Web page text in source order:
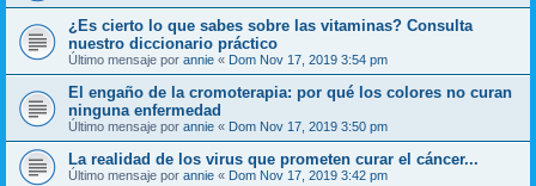
¿Es cierto lo que sabes sobre las vitaminas? Consulta
nuestro diccionario práctico
Último mensaje por annie « Dom Nov 17, 2019 3:54 pm
El engaño de la cromoterapia: por qué los colores no curan
ninguna enfermedad
Último mensaje por annie « Dom Nov 17, 2019 3:50 pm
La realidad de los virus que prometen curar el cáncer...
Último mensaje por annie « Dom Nov 17, 2019 3:42 pm